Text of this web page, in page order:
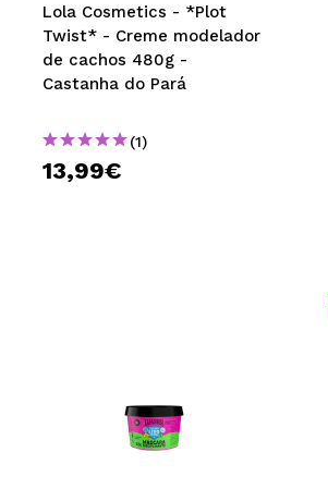
Lola Cosmetics - *Plot
Twist* - Creme modelador
de cachos 480g -
Castanha do Pará
(1)
13,99€